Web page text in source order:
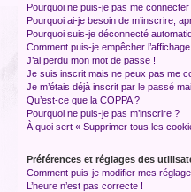
Pourquoi ne puis-je pas me connecter
Pourquoi ai-je besoin de m’inscrire,
Pourquoi suis-je déconnecté
Comment puis-je empêcher
J’ai perdu mon mot de passe !
Je suis inscrit mais ne peux pas me
Je m’étais déjà inscrit par le passé
Qu’est-ce que la COPPA ?
Pourquoi ne puis-je pas m’inscrire ?
À quoi sert « Supprimer tous les
Préférences et réglages des
Comment puis-je modifier mes
L’heure n’est pas correcte !